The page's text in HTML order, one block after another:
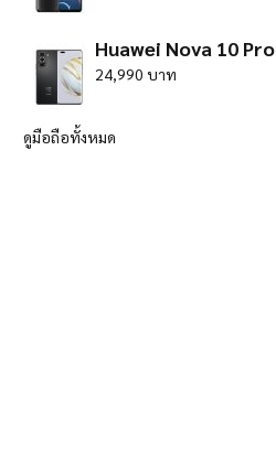
Huawei Nova 10 Pro
24,990 บาท
ดูมือถือทั้งหมด